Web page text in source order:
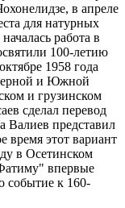
в апреле
для натурных
работа в
100-летию
1958 года
и Южной
и грузинском
сделал перевод
Валиев представил
этот вариант
в Осетинском
впервые
событие к 160-